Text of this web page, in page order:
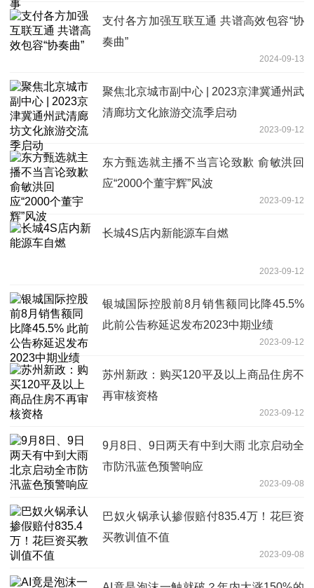
支付各方加强互联互通 共谱高效包容“协
奏曲”
2024-09-13
聚焦北京城市副中心 | 2023京津冀通州武
清廊坊文化旅游交流季启动
2023-09-12
东方甄选就主播不当言论致歉 俞敏洪回
应“2000个董宇辉”风波
2023-09-12
长城4S店内新能源车自燃
2023-09-12
银城国际控股前8月销售额同比降45.5%
此前公告称延迟发布2023中期业绩
2023-09-12
苏州新政：购买120平及以上商品住房不
再审核资格
2023-09-12
9月8日、9日两天有中到大雨 北京启动全
市防汛蓝色预警响应
2023-09-08
巴奴火锅承认掺假赔付835.4万！花巨资
买教训值不值
2023-09-08